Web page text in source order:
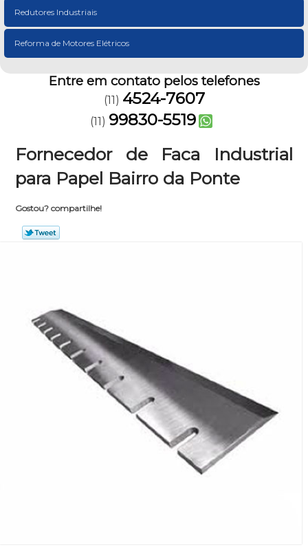
Redutores Industriais
Reforma de Motores Elétricos
Entre em contato pelos telefones
(11) 4524-7607
(11) 99830-5519
Fornecedor de Faca Industrial
para Papel Bairro da Ponte
Gostou? compartilhe!